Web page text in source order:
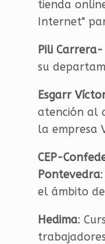
tienda
Internet"
Pili Carrera-
su
Esgarr
atención al
la empresa
CEP-
Pontevedra
el ámbito
Hedima: